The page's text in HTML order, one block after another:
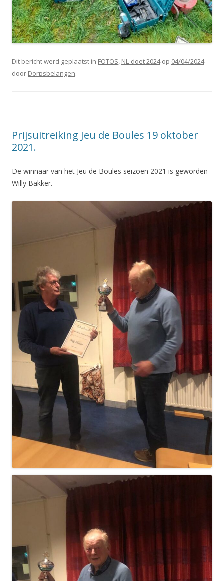
Dit bericht werd geplaatst in FOTOS, NL-doet 2024op 04/04/2024
door Dorpsbelangen.
Prijsuitreiking Jeu de Boules 19 oktober
2021.
De winnaar van het Jeu de Boules seizoen 2021 is geworden
Willy Bakker.